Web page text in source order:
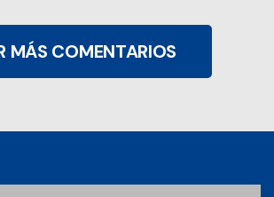
MÁS COMENTARIOS